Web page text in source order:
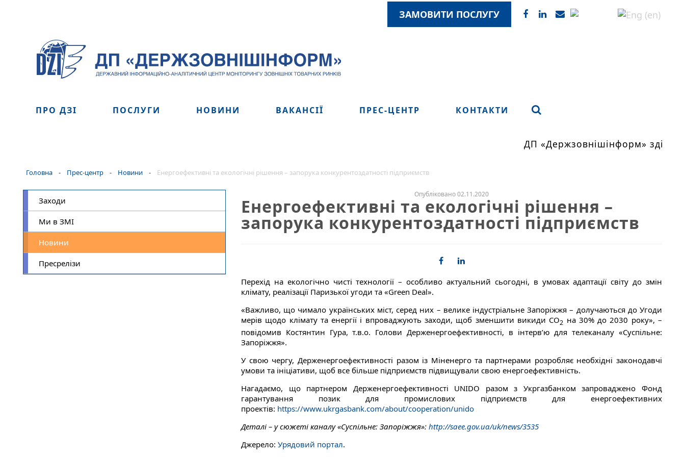
ЗАМОВИТИ ПОСЛУГУ
ПРО ДЗІ ПОСЛУГИ НОВИНИ ВАКАНСІЇ ПРЕС-ЦЕНТР КОНТАКТИ
ДП «Держзовнішінформ»
Головна - Прес-центр - Новини - Енергоефективні та екологічні рішення – запорука конкурентоздатності підприємств
Заходи
Ми в ЗМІ
Новини
Пресрелізи
Опубліковано 02.11.2020
Енергоефективні та екологічні рішення –
запорука конкурентоздатності підприємств
Перехід на екологічно чисті технології – особливо актуальний сьогодні, в умовах адаптації світу до змін
клімату, реалізації Паризької угоди та «Green Deal».
«Важливо, що чимало українських міст, серед них – велике індустріальне Запоріжжя – долучаються до Угоди
мерів щодо клімату та енергії і впроваджують заходи, щоб зменшити викиди СО2 на 30% до 2030 року», –
повідомив Костянтин Гура, т.в.о. Голови Держенергоефективності, в інтерв’ю для телеканалу «Суспільне:
Запоріжжя».
У свою чергу, Держенергоефективності разом із Міненерго та партнерами розробляє необхідні законодавчі
умови та ініціативи, щоб все більше підприємств підвищували свою енергоефективність.
Нагадаємо, що партнером Держенергоефективності UNIDO разом з Укргазбанком запроваджено Фонд
гарантування позик для промислових підприємств для енергоефективних
проектів: https://www.ukrgasbank.com/about/cooperation/unido
Деталі – у сюжеті каналу «Суспільне: Запоріжжя»: http://saee.gov.ua/uk/news/3535
Джерело: Урядовий портал.